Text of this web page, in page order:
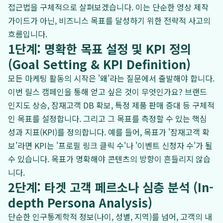
접근법을 구체적으로 살펴보겠습니다. 이는 단순한 영상 제작
가이드가 아닌, 비즈니스 목표를 달성하기 위한 전략적 사고의
흐름입니다.
1단계: 명확한 목표 설정 및 KPI 정의
(Goal Setting & KPI Definition)
모든 마케팅 활동의 시작은 '왜'라는 질문에서 출발해야 합니다.
이번 릴스 캠페인을 통해 얻고 싶은 것이 무엇인가요? 브랜드
인지도 상승, 잠재고객 DB 확보, 특정 제품 판매 증대 등 구체적
인 목표를 설정합니다. 그리고 그 목표를 측정할 수 있는 핵심
성과 지표(KPI)를 정의합니다. 예를 들어, 목표가 '잠재고객 확
보'라면 KPI는 '프로필 링크 클릭 수'나 '이벤트 신청자 수'가 될
수 있습니다. 목표가 명확해야 콘텐츠의 방향이 흔들리지 않습
니다.
2단계: 타겟 고객 페르소나 심층 분석 (In-
depth Persona Analysis)
단순한 인구통계학적 정보(나이, 성별, 지역)를 넘어, 고객의 내